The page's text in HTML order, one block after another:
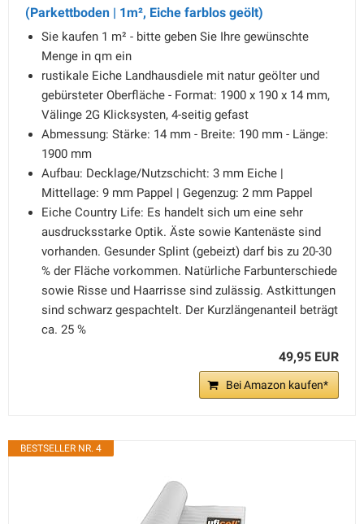
(Parkettboden | 1m², Eiche farblos geölt)
Sie kaufen 1 m² - bitte geben Sie Ihre gewünschte
Menge in qm ein
rustikale Eiche Landhausdiele mit natur geölter und
gebürsteter Oberfläche - Format: 1900 x 190 x 14 mm,
Välinge 2G Klicksysten, 4-seitig gefast
Abmessung: Stärke: 14 mm - Breite: 190 mm - Länge:
1900 mm
Aufbau: Decklage/Nutzschicht: 3 mm Eiche |
Mittellage: 9 mm Pappel | Gegenzug: 2 mm Pappel
Eiche Country Life: Es handelt sich um eine sehr
ausdrucksstarke Optik. Äste sowie Kantenäste sind
vorhanden. Gesunder Splint (gebeizt) darf bis zu 20-30
% der Fläche vorkommen. Natürliche Farbunterschiede
sowie Risse und Haarrisse sind zulässig. Astkittungen
sind schwarz gespachtelt. Der Kurzlängenanteil beträgt
ca. 25 %
49,95 EUR
Bei Amazon kaufen*
BESTSELLER NR. 4